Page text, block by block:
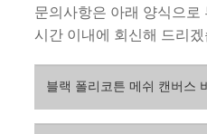
문의사항은 아래 양식으로
시간 이내에 회신해 드리겠